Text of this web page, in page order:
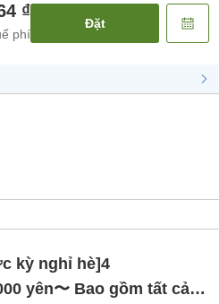
₫
phí
Đặt
kỳ nghỉ hè]4
yên〜 Bao gồm tất cả